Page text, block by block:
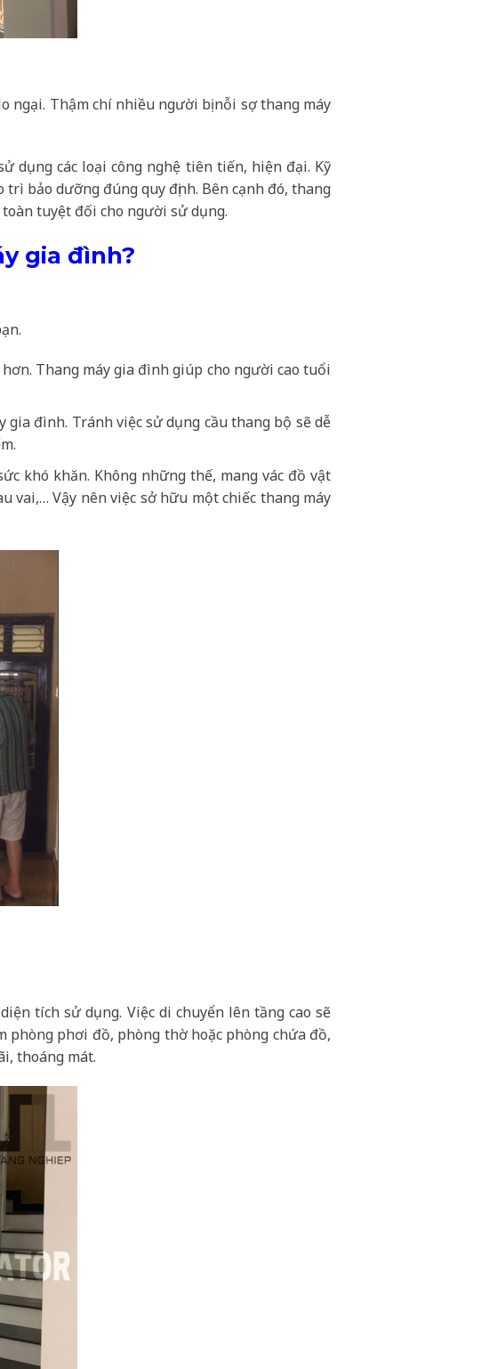
ngại. Thậm chí nhiều người bị nỗi sợ thang máy
dụng các loại công nghệ tiên tiến, hiện đại. Kỹ
bảo dưỡng đúng quy định. Bên cạnh đó, thang
tuyệt đối cho người sử dụng.
gia đình?
Thang máy gia đình giúp cho người cao tuổi
đình. Tránh việc sử dụng cầu thang bộ sẽ dễ
khó khăn. Không những thế, mang vác đồ vật
vai,… Vậy nên việc sở hữu một chiếc thang máy
tích sử dụng. Việc di chuyển lên tầng cao sẽ
phòng phơi đồ, phòng thờ hoặc phòng chứa đồ,
thoáng mát.